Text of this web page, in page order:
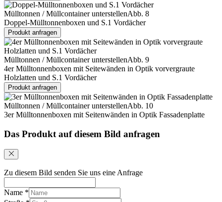
Mülltonnen / Müllcontainer unterstellenAbb. 8
Doppel-Mülltonnenboxen und S.1 Vordächer
Produkt anfragen
Mülltonnen / Müllcontainer unterstellenAbb. 9
4er Mülltonnenboxen mit Seitewänden in Optik vorvergraute
Holzlatten und S.1 Vordächer
Produkt anfragen
Mülltonnen / Müllcontainer unterstellenAbb. 10
3er Mülltonnenboxen mit Seitenwänden in Optik Fassadenplatte
Das Produkt auf diesem Bild anfragen
Zu diesem Bild senden Sie uns eine Anfrage
Name *